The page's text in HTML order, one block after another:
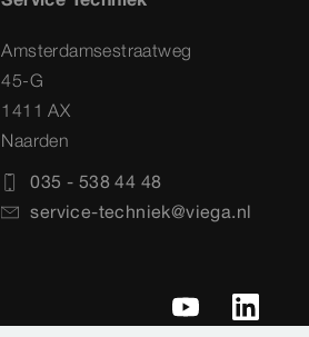
Amsterdamsestraatweg
45-G
1411 AX
Naarden
035 - 538 44 48
service-techniek@viega.nl